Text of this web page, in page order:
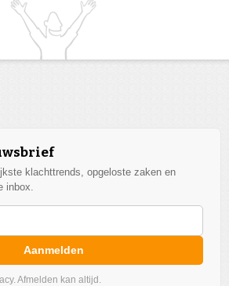
klachttrends, opgeloste zaken en
inbox.
Aanmelden
Afmelden kan altijd.